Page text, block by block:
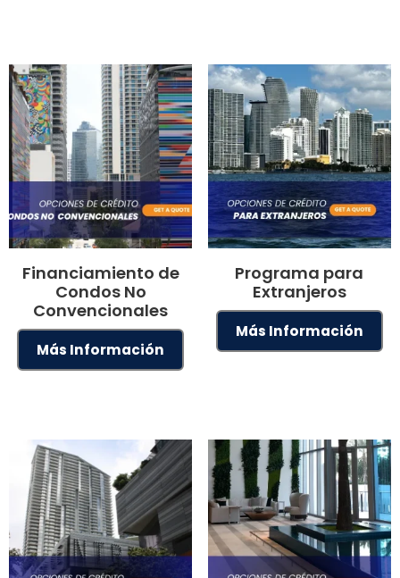
Financiamiento de
Condos No
Convencionales
Más Información
Programa para
Extranjeros
Más Información